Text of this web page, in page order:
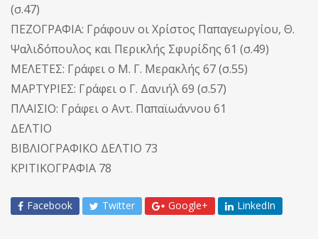
(σ.47)
ΠΕΖΟΓΡΑΦΙΑ: Γράφουν οι Χρίστος Παπαγεωργίου, Θ.
Ψαλιδόπουλος και Περικλής Σφυρίδης 61 (σ.49)
ΜΕΛΕΤΕΣ: Γράφει ο Μ. Γ. Μερακλής 67 (σ.55)
ΜΑΡΤΥΡΙΕΣ: Γράφει ο Γ. Δανιήλ 69 (σ.57)
ΠΛΑΙΣΙΟ: Γράφει ο Αντ. Παπαϊωάννου 61
ΔΕΛΤΙΟ
ΒΙΒΛΙΟΓΡΑΦΙΚΟ ΔΕΛΤΙΟ 73
ΚΡΙΤΙΚΟΓΡΑΦΙΑ 78
Facebook Twitter Google+ LinkedIn